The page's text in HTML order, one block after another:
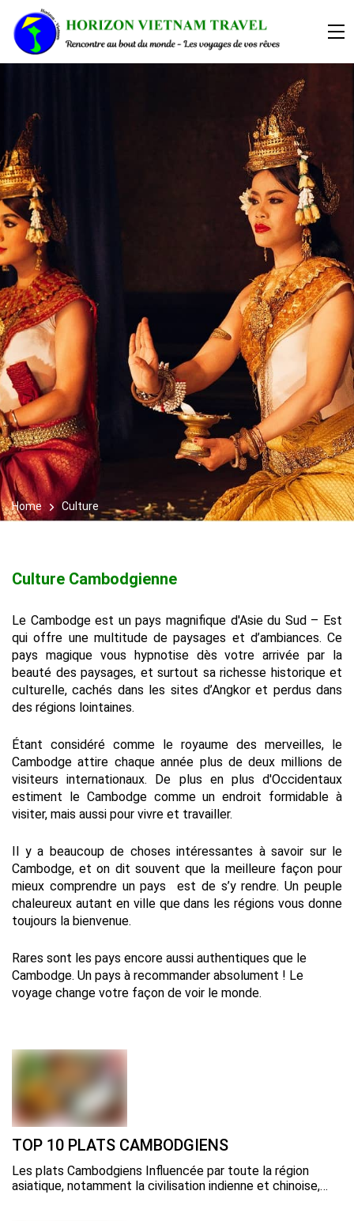
Home Culture
Culture Cambodgienne
Le Cambodge est un pays magnifique d'Asie du Sud – Est
qui offre une multitude de paysages et d’ambiances. Ce
pays magique vous hypnotise dès votre arrivée par la
beauté des paysages, et surtout sa richesse historique et
culturelle, cachés dans les sites d’Angkor et perdus dans
des régions lointaines.
Étant considéré comme le royaume des merveilles, le
Cambodge attire chaque année plus de deux millions de
visiteurs internationaux. De plus en plus d'Occidentaux
estiment le Cambodge comme un endroit formidable à
visiter, mais aussi pour vivre et travailler.
Il y a beaucoup de choses intéressantes à savoir sur le
Cambodge, et on dit souvent que la meilleure façon pour
mieux comprendre un pays est de s’y rendre. Un peuple
chaleureux autant en ville que dans les régions vous donne
toujours la bienvenue.
Rares sont les pays encore aussi authentiques que le
Cambodge. Un pays à recommander absolument ! Le
voyage change votre façon de voir le monde.
TOP 10 PLATS CAMBODGIENS
Les plats Cambodgiens Influencée par toute la région
asiatique, notamment la civilisation indienne et chinoise,…